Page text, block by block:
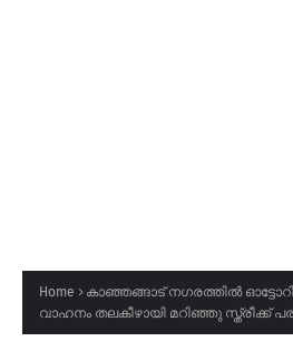
Home
കാഞ്ഞങ്ങാട് നഗരത്തിൽ
വാഹനം തലകീഴായി മറിഞ്ഞു സ്ത്രീക്ക്